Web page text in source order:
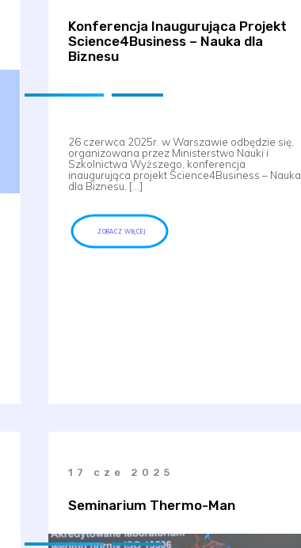
Konferencja Inaugurująca Projekt
Science4Business – Nauka dla
Biznesu
26 czerwca 2025r. w Warszawie odbędzie się,
organizowana przez Ministerstwo Nauki i
Szkolnictwa Wyższego, konferencja
inaugurująca projekt Science4Business – Nauka
dla Biznesu. […]
ZOBACZ WIĘCEJ
17 cze 2025
Seminarium Thermo-Man